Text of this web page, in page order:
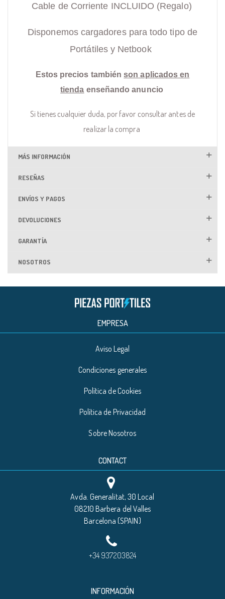
Cable de Corriente INCLUIDO (Regalo)
Disponemos cargadores para todo tipo de
Portátiles y Netbook
Estos precios también son aplicados en
tienda enseñando anuncio
Si tienes cualquier duda, por favor consultar antes de
realizar la compra
MÁS INFORMACIÓN
RESEÑAS
ENVÍOS Y PAGOS
DEVOLUCIONES
GARANTÍA
NOSOTROS
EMPRESA
Aviso Legal
Condiciones generales
Política de Cookies
Política de Privacidad
Sobre Nosotros
CONTACT
Avda. Generalitat, 30 Local
08210 Barbera del Valles
Barcelona (SPAIN)
+34 937203824
INFORMACIÓN